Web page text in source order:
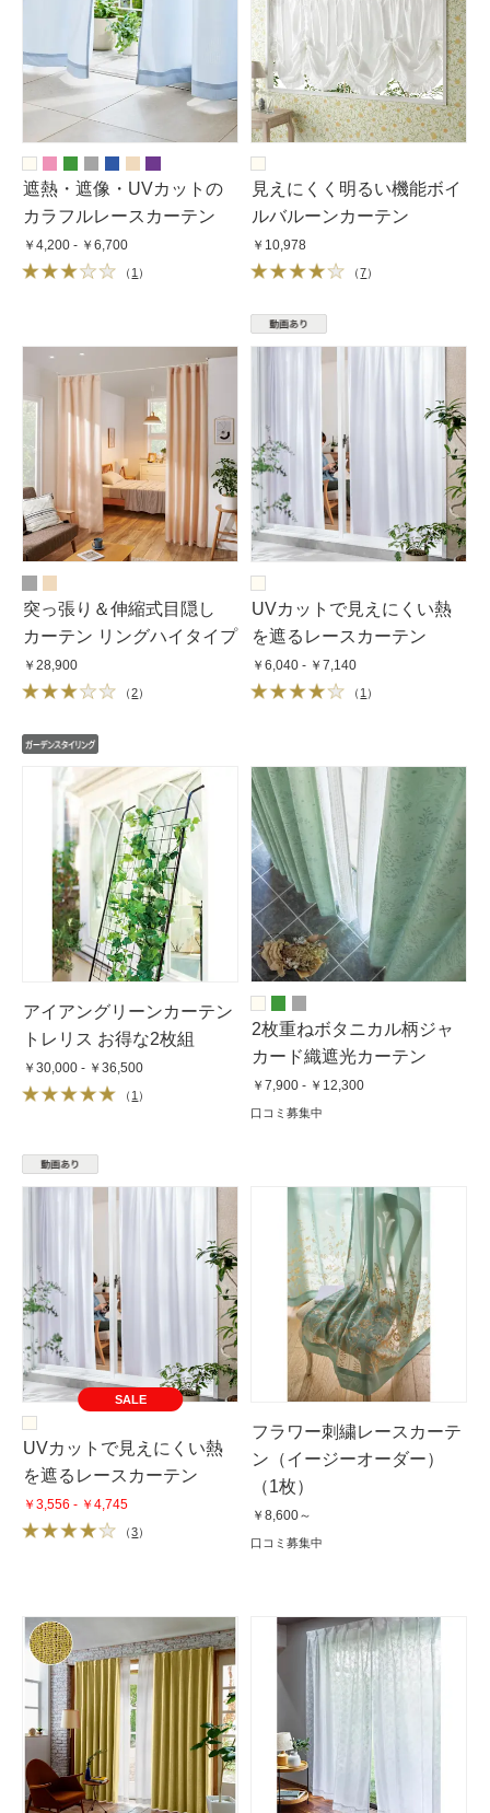
遮熱・遮像・UVカットの
カラフルレースカーテン
￥4,200 - ￥6,700
（1）
見えにくく明るい機能ボイ
ルバルーンカーテン
￥10,978
（7）
突っ張り＆伸縮式目隠し
カーテン リングハイタイプ
￥28,900
（2）
UVカットで見えにくい熱
を遮るレースカーテン
￥6,040 - ￥7,140
（ 1 ）
アイアングリーンカーテン
トレリス お得な2枚組
￥30,000 - ￥36,500
（ 1 ）
2枚重ねボタニカル柄ジャ
カード織遮光カーテン
￥7,900 - ￥12,300
口コミ募集中
SALE
UVカットで見えにくい熱
を遮るレースカーテン
￥3,556 - ￥4,745
（3）
フラワー刺繍レースカーテ
ン（イージーオーダー）
（1枚）
￥8,600～
口コミ募集中